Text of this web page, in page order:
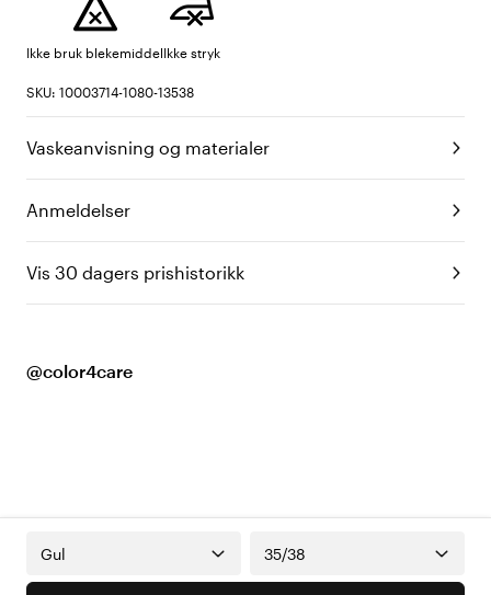
Ikke bruk blekemiddelIkke stryk
SKU: 10003714-1080-13538
Vaskeanvisning og materialer
Anmeldelser
Vis 30 dagers prishistorikk
@color4care
Gul 35/38